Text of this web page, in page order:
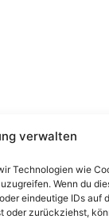
verwalten
Technologien wie
Wenn du
eindeutige IDs auf
oder zurückziehst,